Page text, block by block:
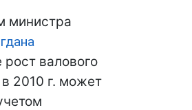
министра
рост валового
2010 г. может